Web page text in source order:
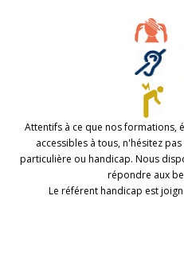
Attentifs à ce que nos formations,
accessibles à tous, n'hésitez
particulière ou handicap. Nous
répondre aux
Le référent handicap est